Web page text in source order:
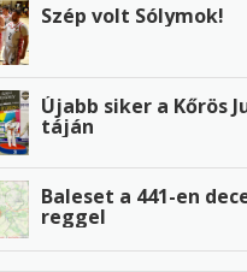
Szép volt Sólymok!
Újabb siker a Kőrös
táján
Baleset a 441-en
reggel